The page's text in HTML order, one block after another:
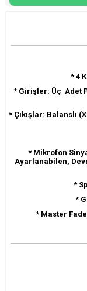
* 4
* Girişler: Üç Adet
* Çıkışlar: Balanslı
* Mikrofon
Ayarlanabilen,
*
*
* Master